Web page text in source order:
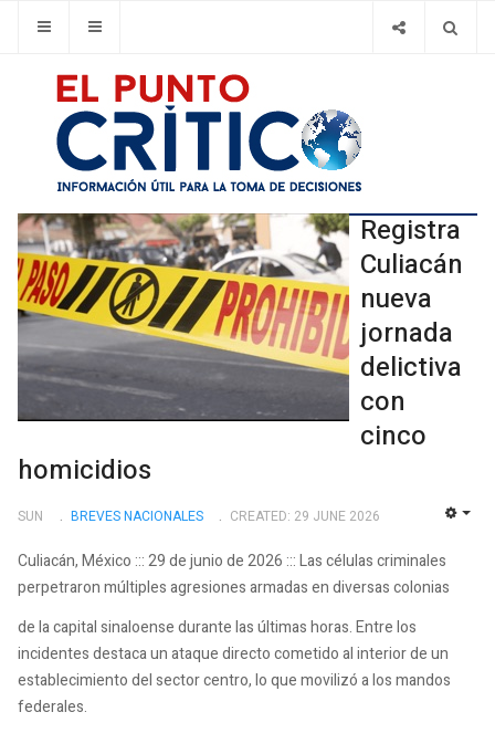
Registra
Culiacán
nueva
jornada
delictiva
con
cinco
homicidios
SUN BREVES NACIONALES CREATED: 29 JUNE 2026
Culiacán, México ::: 29 de junio de 2026 ::: Las células criminales
perpetraron múltiples agresiones armadas en diversas colonias
de la capital sinaloense durante las últimas horas. Entre los
incidentes destaca un ataque directo cometido al interior de un
establecimiento del sector centro, lo que movilizó a los mandos
federales.